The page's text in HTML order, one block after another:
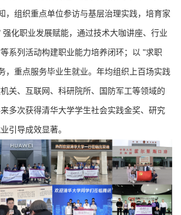
，组织重点单位参访与基层治理实践，培育家
强化职业发展赋能，通过技术大咖讲座、行业
系列活动构建职业能力培养闭环；以 "求职
，重点服务毕业生就业。年均组织上百场实践
关、互联网、科研院所、国防军工等领域的
多次获得清华大学学生社会实践金奖、研究
引导成效显著。